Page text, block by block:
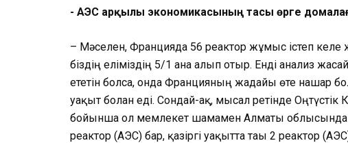
­- АЭС арқылы экономикасының тасы өрге
– Мәселен, Францияда 56 реактор жұмыс істеп
біздің еліміздің 5/1 ғана алып отыр. Енді анализ
ететін болса, онда Францияның жағдайы өте нашар
уақыт болған еді. Сондай-ақ, мысал ретінде
бойынша ол мемлекет шамамен Алматы
реактор (АЭС) бар, қазіргі уақытта тағы 2 реактор